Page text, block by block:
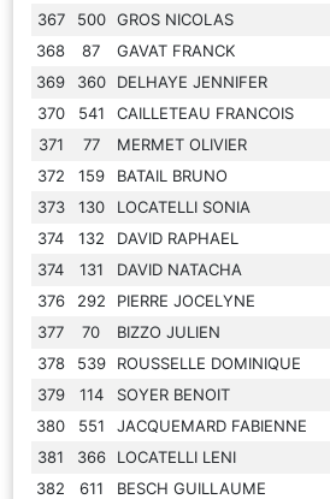
367
500 GROS NICOLAS
368
87 GAVAT FRANCK
369
360 DELHAYE JENNIFER
370
541 CAILLETEAU FRANCOIS
371
77 MERMET OLIVIER
372
159 BATAIL BRUNO
373
130 LOCATELLI SONIA
374
132 DAVID RAPHAEL
374
131 DAVID NATACHA
376
292 PIERRE JOCELYNE
377
70 BIZZO JULIEN
378
539 ROUSSELLE DOMINIQUE
379
114 SOYER BENOIT
380
551 JACQUEMARD FABIENNE
381
366 LOCATELLI LENI
382
611 BESCH GUILLAUME